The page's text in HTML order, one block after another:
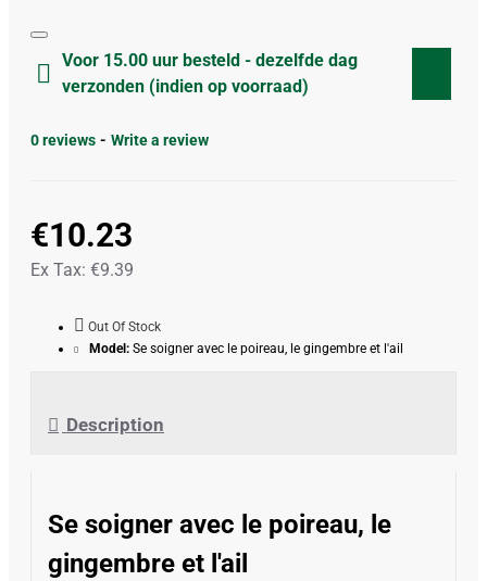
Voor 15.00 uur besteld - dezelfde dag
verzonden (indien op voorraad)
0 reviews - Write a review
€10.23
Ex Tax: €9.39
Out Of Stock
Model: Se soigner avec le poireau, le gingembre et l'ail
Description
Se soigner avec le poireau, le
gingembre et l'ail